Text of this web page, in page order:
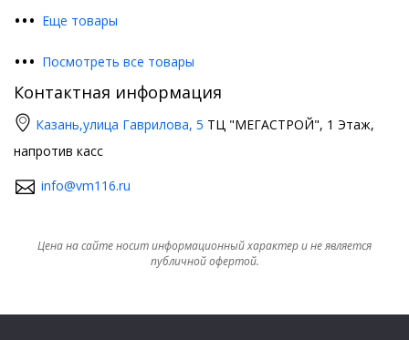
••• Еще товары
••• Посмотреть все товары
Контактная информация
Казань,улица Гаврилова, 5 ТЦ "МЕГАСТРОЙ", 1 Этаж,
напротив касс
info@vm116.ru
Цена на сайте носит информационный характер и не является
публичной офертой.